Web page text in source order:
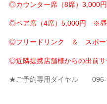
◎カウンター席（8席）
◎ペア席（4席）5,000円 ※
◎フリードリンク ＆ スポー
◎近隣提携店舗様からの出前サ
★ご予約専用ダイヤル 096-